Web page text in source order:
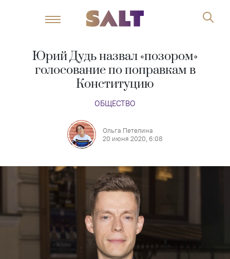
Юрий Дудь назвал «позором»
голосование по поправкам в
Конституцию
ОБЩЕСТВО
Ольга Петелина
20 июня 2020, 6:08